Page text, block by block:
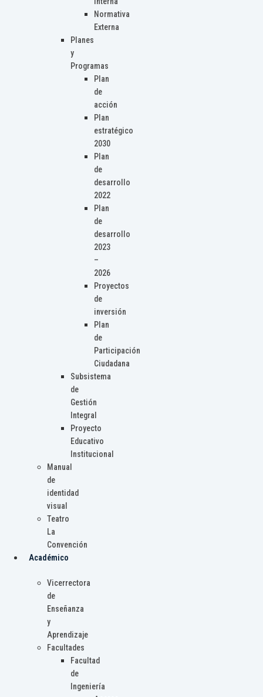
Normativa
Externa
Planes
y
Programas
Plan
de
acción
Plan
estratégico
2030
Plan
de
desarrollo
2022
Plan
de
desarrollo
2023
–
2026
Proyectos
de
inversión
Plan
de
Participación
Ciudadana
Subsistema
de
Gestión
Integral
Proyecto
Educativo
Institucional
Manual
de
identidad
visual
Teatro
La
Convención
Académico
Vicerrectora
de
Enseñanza
y
Aprendizaje
Facultades
Facultad
de
Ingeniería